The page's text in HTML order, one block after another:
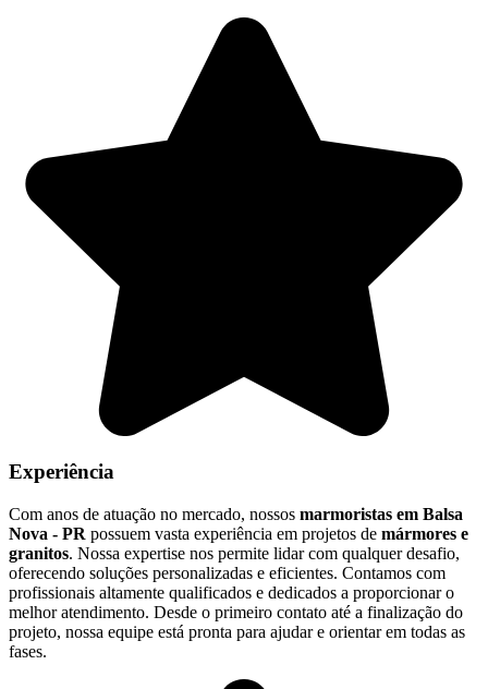
Experiência
Com anos de atuação no mercado, nossos marmoristas em Balsa
Nova - PR possuem vasta experiência em projetos de mármores e
granitos. Nossa expertise nos permite lidar com qualquer desafio,
oferecendo soluções personalizadas e eficientes. Contamos com
profissionais altamente qualificados e dedicados a proporcionar o
melhor atendimento. Desde o primeiro contato até a finalização do
projeto, nossa equipe está pronta para ajudar e orientar em todas as
fases.